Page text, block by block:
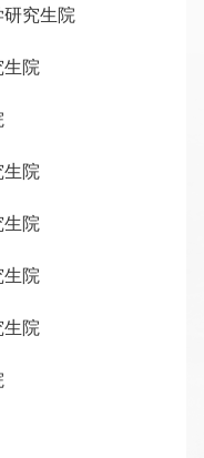
究生院
院
院
院
院
院